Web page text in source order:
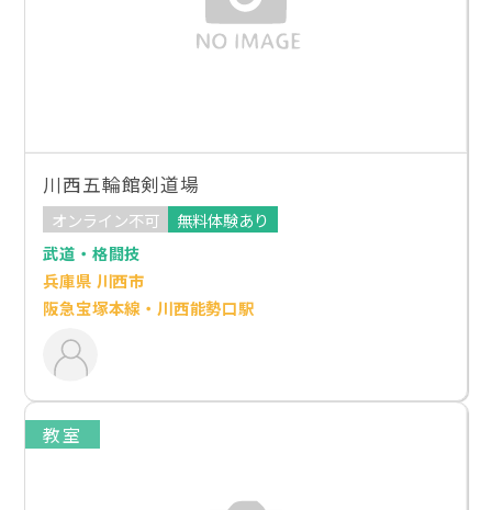
川西五輪館剣道場
オンライン不可
無料体験あり
武道・格闘技
兵庫県 川西市
阪急宝塚本線・川西能勢口駅
教室